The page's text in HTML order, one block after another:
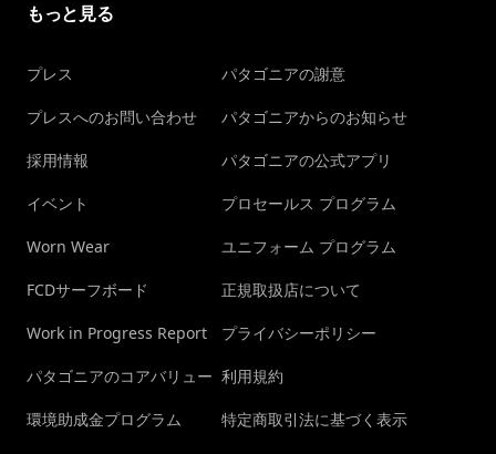
もっと見る
プレス
プレスへのお問い合わせ
採用情報
イベント
Worn Wear
FCDサーフボード
Work in Progress Report
パタゴニアのコアバリュー
環境助成金プログラム
パタゴニアの謝意
パタゴニアからのお知らせ
パタゴニアの公式アプリ
プロセールス プログラム
ユニフォーム プログラム
正規取扱店について
プライバシーポリシー
利用規約
特定商取引法に基づく表示